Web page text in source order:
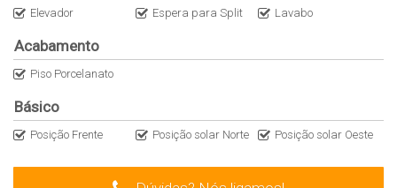
Elevador Espera para Split Lavabo
Acabamento
Piso Porcelanato
Básico
Posição Frente Posição solar Norte Posição solar Oeste